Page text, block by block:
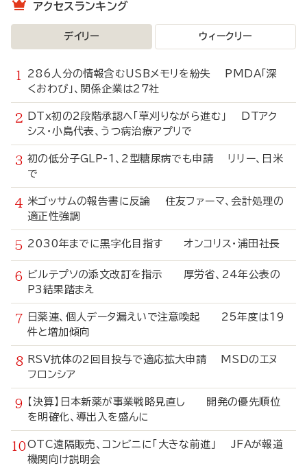
アクセスランキング
デイリー ウィークリー
286人分の情報含むUSBメモリを紛失 PMDA「深
くおわび」、関係企業は27社
DTx初の2段階承認へ「草刈りながら進む」 DTアク
シス・小島代表、うつ病治療アプリで
初の低分子GLP-1、2型糖尿病でも申請 リリー、日米
で
米ゴッサムの報告書に反論 住友ファーマ、会計処理の
適正性強調
2030年までに黒字化目指す オンコリス・浦田社長
ビルテプソの添文改訂を指示 厚労省、24年公表の
P3結果踏まえ
日薬連、個人データ漏えいで注意喚起 25年度は19
件と増加傾向
RSV抗体の2回目投与で適応拡大申請 MSDのエヌ
フロンシア
【決算】日本新薬が事業戦略見直し 開発の優先順位
を明確化、導出入を盛んに
OTC遠隔販売、コンビニに「大きな前進」 JFAが報道
機関向け説明会